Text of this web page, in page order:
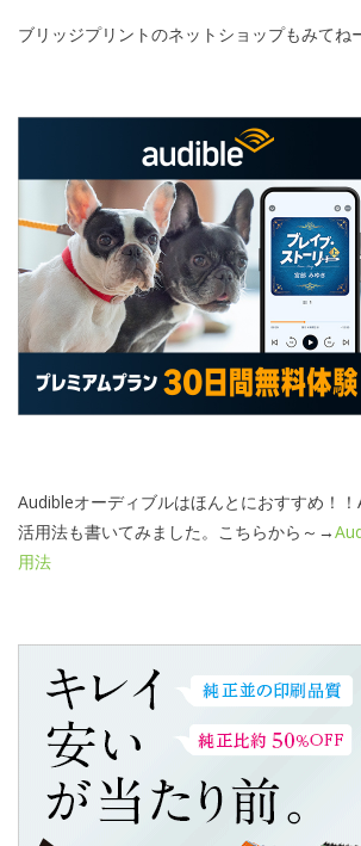
ブリッジプリントのネットショップもみてね
Audibleオーディブルはほんとにおすすめ！
活用法も書いてみました。こちらから～→
用法